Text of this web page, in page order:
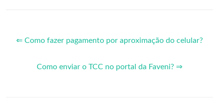
⇐ Como fazer pagamento por aproximação do celular?
Como enviar o TCC no portal da Faveni? ⇒